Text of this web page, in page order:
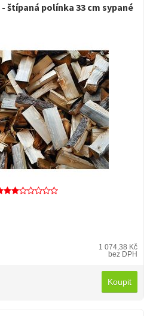
štípaná polínka 33 cm sypané
1 074,38 Kč
bez DPH
Koupit